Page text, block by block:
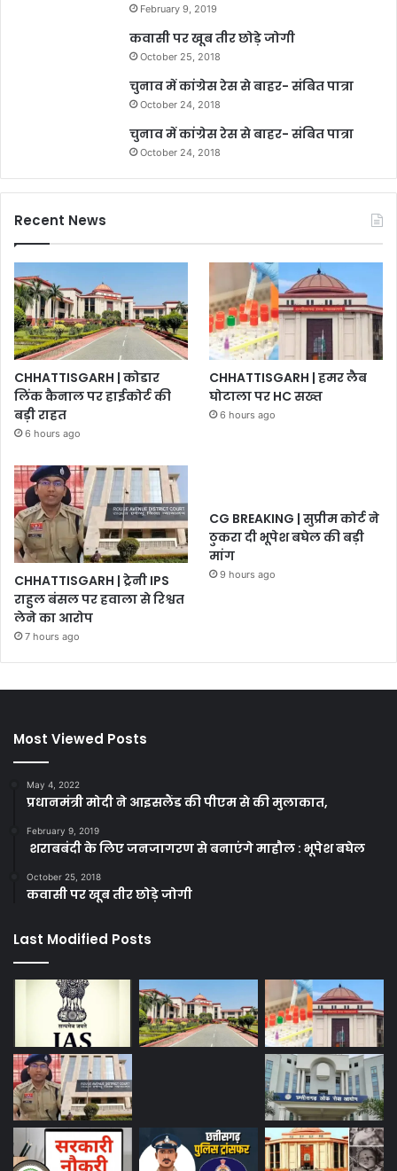
February 9, 2019
कवासी पर खूब तीर छोड़े जोगी
October 25, 2018
चुनाव में कांग्रेस रेस से बाहर- संबित पात्रा
October 24, 2018
चुनाव में कांग्रेस रेस से बाहर- संबित पात्रा
October 24, 2018
Recent News
CHHATTISGARH | कोडार
लिंक कैनाल पर हाईकोर्ट की
बड़ी राहत
6 hours ago
CHHATTISGARH | हमर लैब
घोटाला पर HC सख्त
6 hours ago
CHHATTISGARH | ट्रेनी IPS
राहुल बंसल पर हवाला से रिश्वत
लेने का आरोप
7 hours ago
CG BREAKING | सुप्रीम कोर्ट ने
ठुकरा दी भूपेश बघेल की बड़ी
मांग
9 hours ago
Most Viewed Posts
May 4, 2022
प्रधानमंत्री मोदी ने आइसलैंड की पीएम से की मुलाकात,
February 9, 2019
शराबबंदी के लिए जनजागरण से बनाएंगे माहौल : भूपेश बघेल
October 25, 2018
कवासी पर खूब तीर छोड़े जोगी
Last Modified Posts